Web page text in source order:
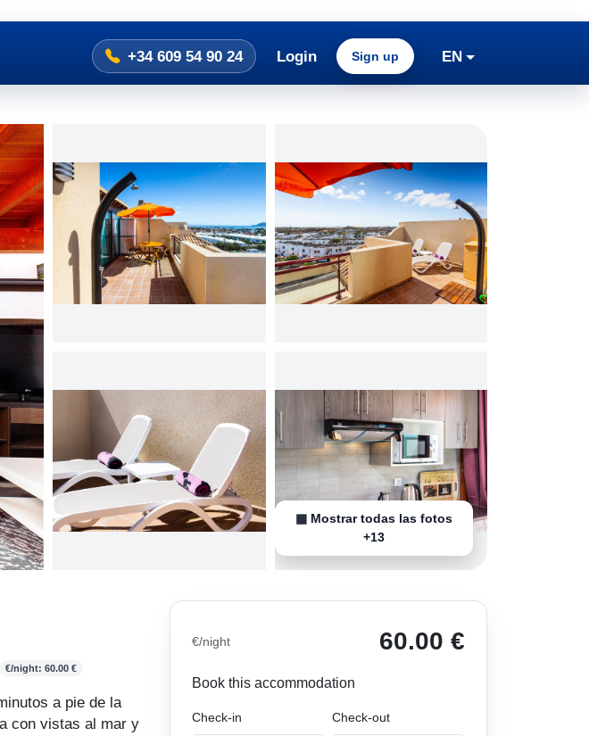
+34 609 54 90 24 Login Sign up EN
▦ Mostrar todas las fotos
+13
€/night: 60.00 €
a pie de la
con vistas al mar y
€/night 60.00 €
Book this accommodation
Check-in Check-out